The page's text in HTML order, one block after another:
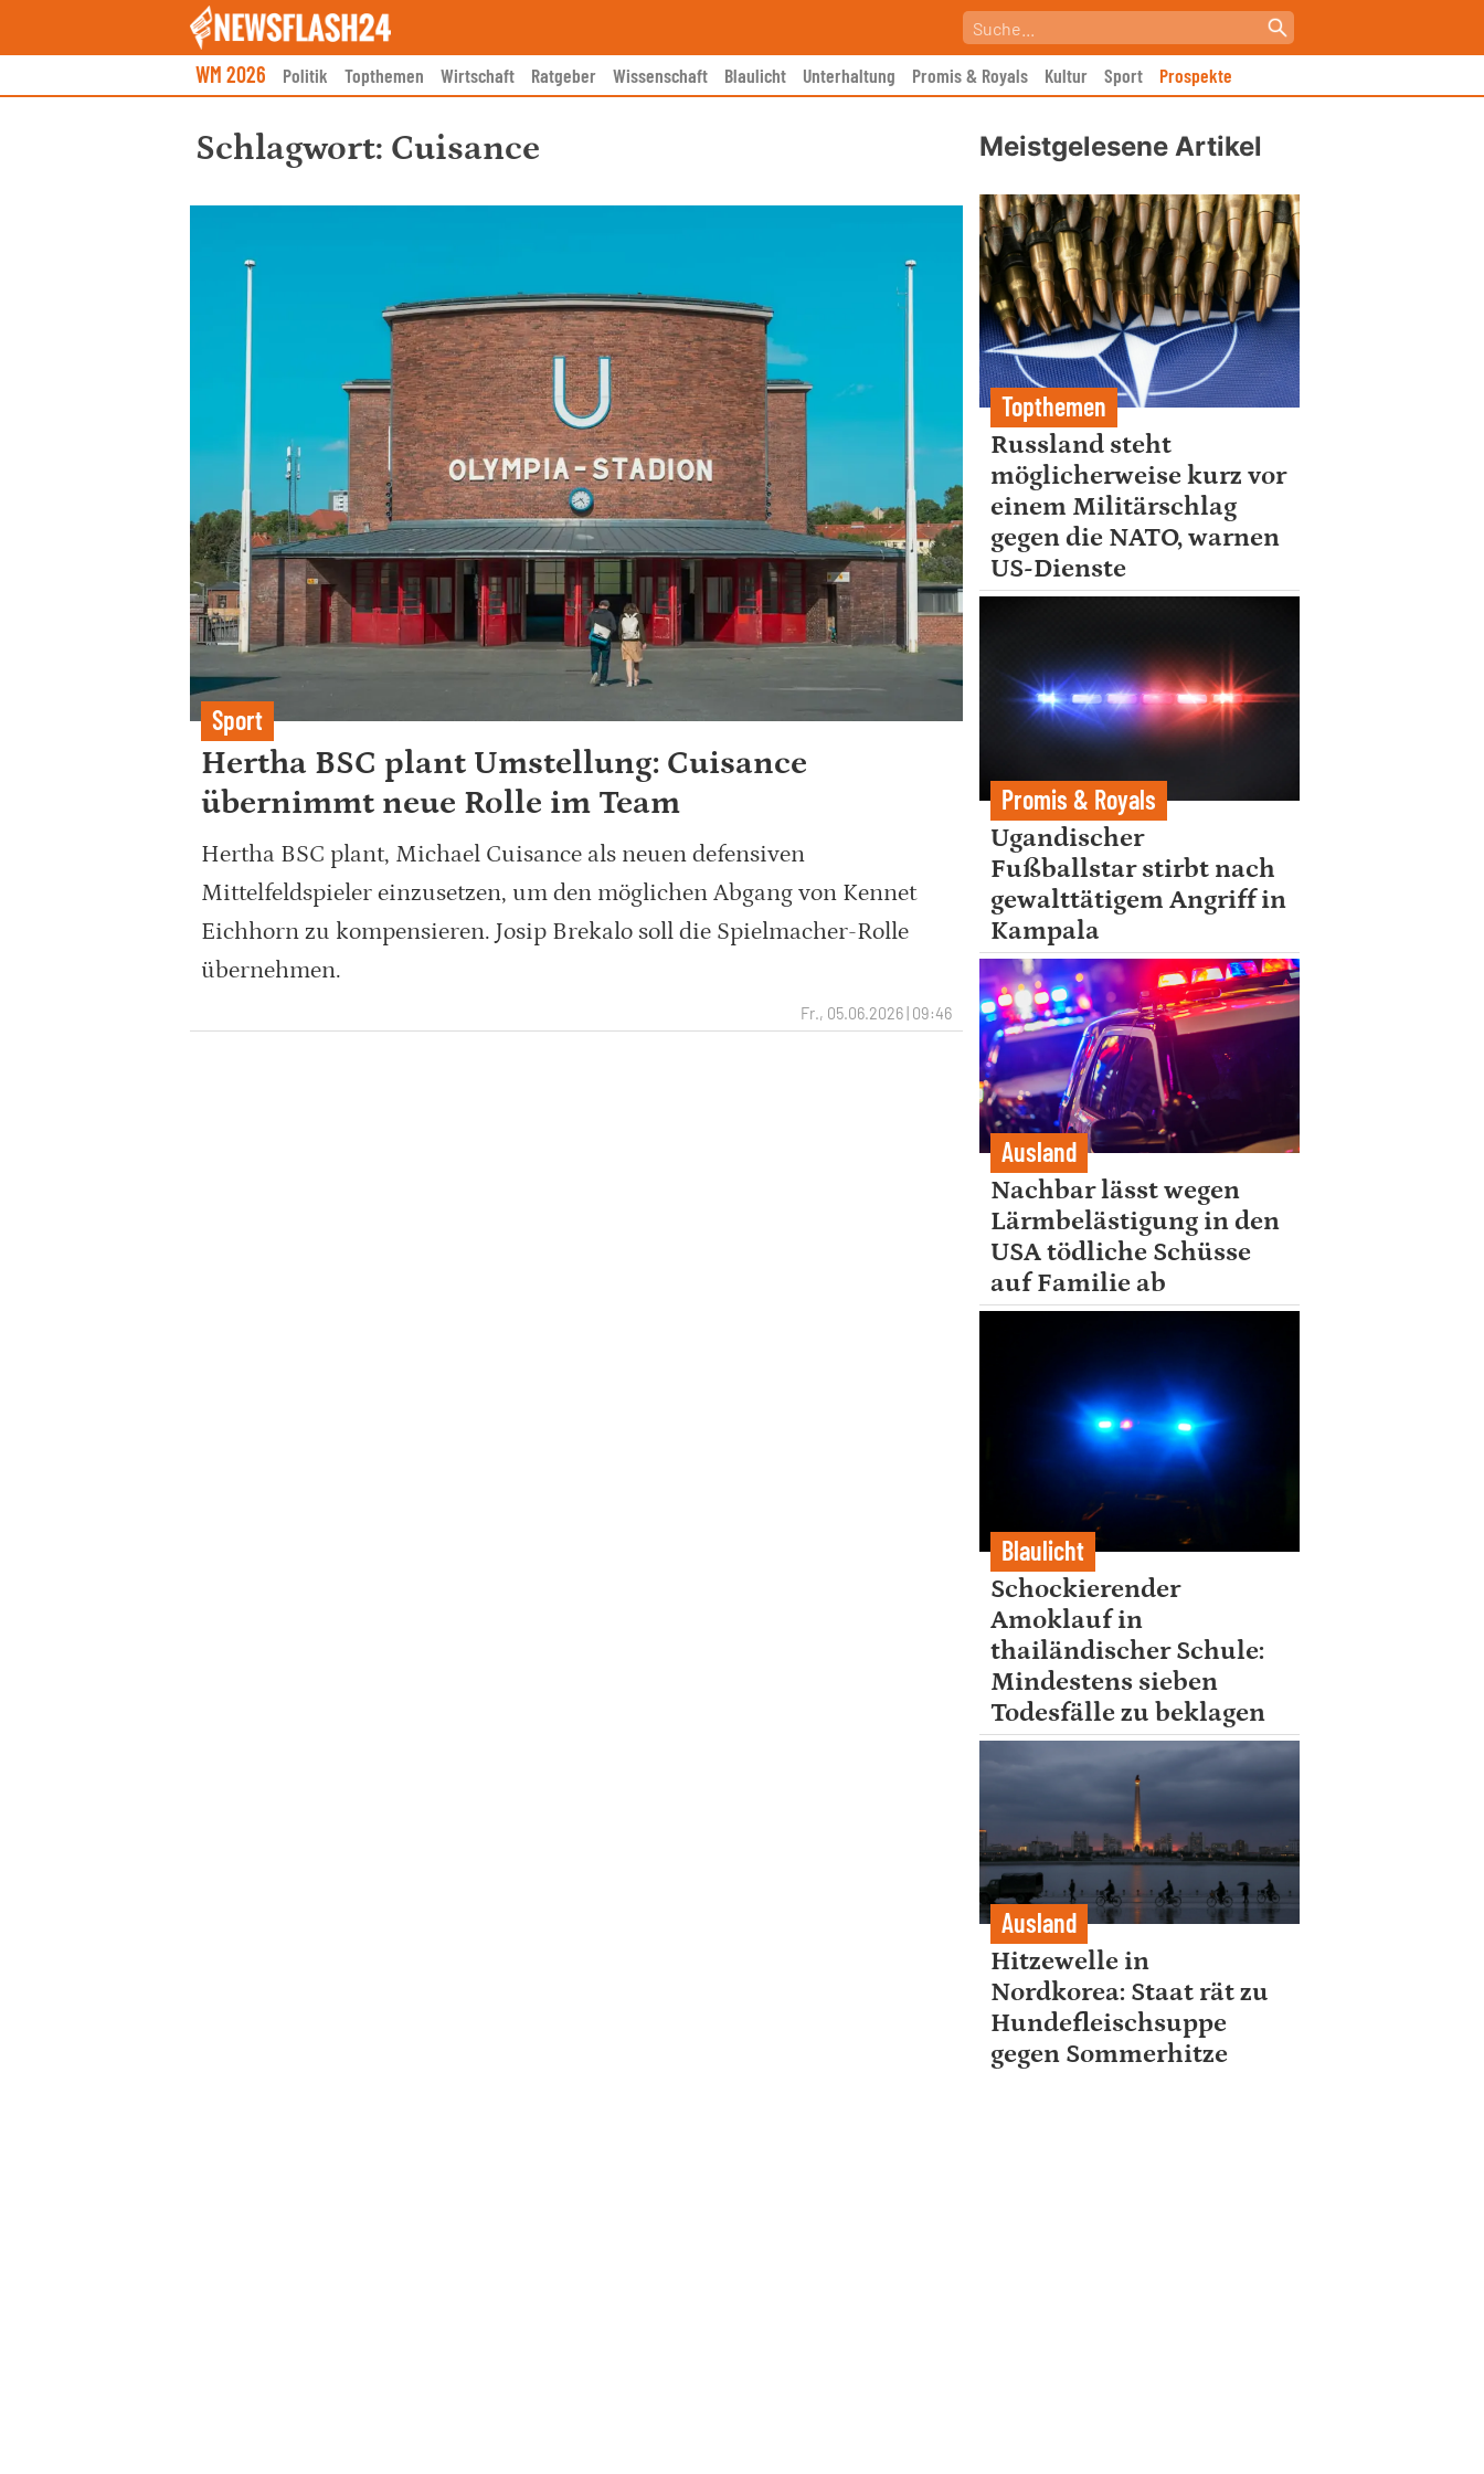
WM 2026 Politik Topthemen Wirtschaft Ratgeber Wissenschaft Blaulicht Unterhaltung Promis & Royals Kultur Sport Prospekte
Schlagwort: Cuisance
Sport
Hertha BSC plant Umstellung: Cuisance
übernimmt neue Rolle im Team
Hertha BSC plant, Michael Cuisance als neuen defensiven
Mittelfeldspieler einzusetzen, um den möglichen Abgang von Kennet
Eichhorn zu kompensieren. Josip Brekalo soll die Spielmacher-Rolle
übernehmen.
Fr., 05.06.2026 | 09:46
Meistgelesene Artikel
Topthemen
Russland steht
möglicherweise kurz vor
einem Militärschlag
gegen die NATO, warnen
US-Dienste
Promis & Royals
Ugandischer
Fußballstar stirbt nach
gewalttätigem Angriff in
Kampala
Ausland
Nachbar lässt wegen
Lärmbelästigung in den
USA tödliche Schüsse
auf Familie ab
Blaulicht
Schockierender
Amoklauf in
thailändischer Schule:
Mindestens sieben
Todesfälle zu beklagen
Ausland
Hitzewelle in
Nordkorea: Staat rät zu
Hundefleischsuppe
gegen Sommerhitze